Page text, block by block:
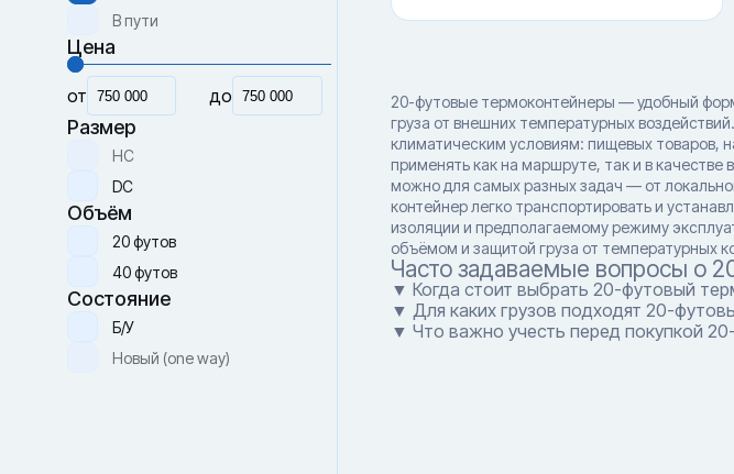
В пути
Цена
от до
Размер
HC
DC
Объём
20 футов
40 футов
Состояние
Б/У
Новый (one way)
20-футовые термоконтейнеры — удобный
груза от внешних температурных
климатическим условиям: пищевых товаров,
применять как на маршруте, так и в
можно для самых разных задач — от
контейнер легко транспортировать и
изоляции и предполагаемому режиму
объёмом и защитой груза от температурных
Часто задаваемые вопросы о
▼ Когда стоит выбрать 20-футовый
▼ Для каких грузов подходят 20-
▼ Что важно учесть перед покупкой